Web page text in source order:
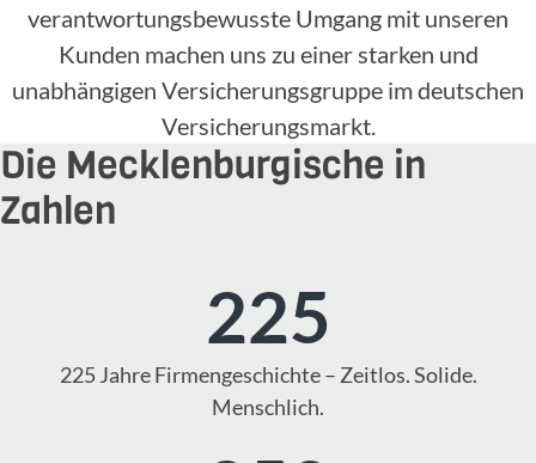
verantwortungsbewusste Umgang mit unseren
Kunden machen uns zu einer starken und
unabhängigen Versicherungsgruppe im deutschen
Versicherungsmarkt.
Die Mecklenburgische in
Zahlen
225
225 Jahre Firmengeschichte – Zeitlos. Solide.
Menschlich.